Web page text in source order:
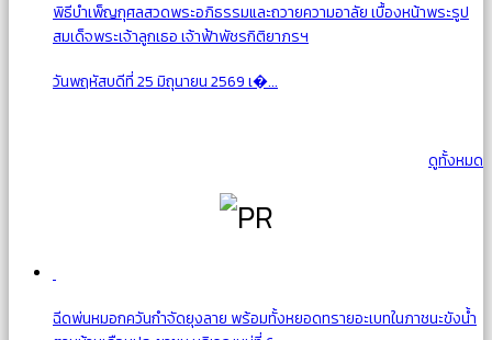
พิธีบำเพ็ญกุศลสวดพระอภิธรรมและถวายความอาลัย เบื้องหน้าพระรูป
สมเด็จพระเจ้าลูกเธอ เจ้าฟ้าพัชรกิติยาภรฯ
วันพฤหัสบดีที่ 25 มิถุนายน 2569 เ�...
ดูทั้งหมด
ฉีดพ่นหมอกควันกำจัดยุงลาย พร้อมทั้งหยอดทรายอะเบทในภาชนะขังน้ำ